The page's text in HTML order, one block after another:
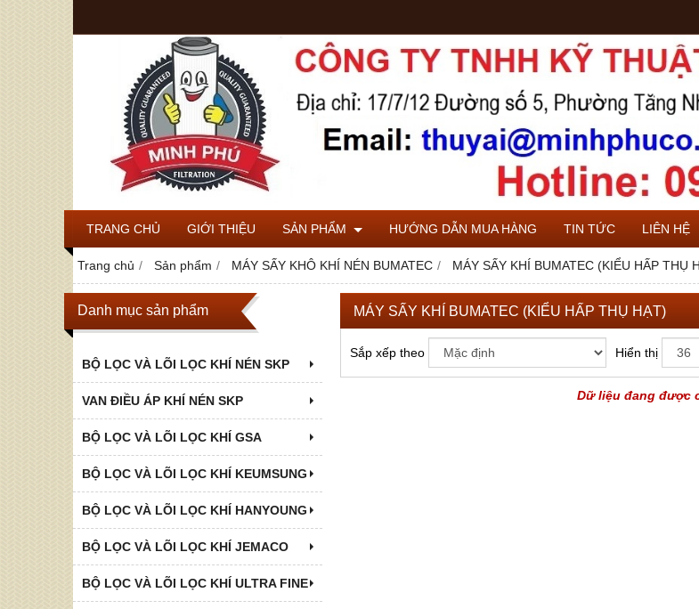
TRANG CHỦ GIỚI THIỆU SẢN PHẨM HƯỚNG DẪN MUA HÀNG TIN TỨC LIÊN HỆ
Trang chủ Sản phẩm MÁY SẤY KHÔ KHÍ NÉN BUMATEC MÁY SẤY KHÍ BUMATEC (KIỂU HẤP THỤ
Danh mục sản phẩm
BỘ LỌC VÀ LÕI LỌC KHÍ NÉN SKP
VAN ĐIỀU ÁP KHÍ NÉN SKP
BỘ LỌC VÀ LÕI LỌC KHÍ GSA
BỘ LỌC VÀ LÕI LỌC KHÍ KEUMSUNG
BỘ LỌC VÀ LÕI LỌC KHÍ HANYOUNG
BỘ LỌC VÀ LÕI LỌC KHÍ JEMACO
BỘ LỌC VÀ LÕI LỌC KHÍ ULTRA FINE
MÁY SẤY KHÍ BUMATEC (KIỂU HẤP THỤ HẠT)
Sắp xếp theo Hiển thị
Dữ liệu đang được